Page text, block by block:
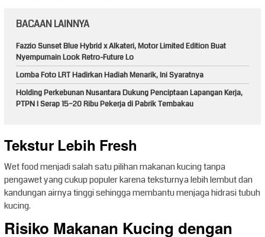
BACAAN LAINNYA
Fazzio Sunset Blue Hybrid x Alkateri, Motor Limited Edition Buat
Nyempurnain Look Retro-Future Lo
Lomba Foto LRT Hadirkan Hadiah Menarik, Ini Syaratnya
Holding Perkebunan Nusantara Dukung Penciptaan Lapangan Kerja,
PTPN I Serap 15–20 Ribu Pekerja di Pabrik Tembakau
Tekstur Lebih Fresh
Wet food menjadi salah satu pilihan makanan kucing tanpa
pengawet yang cukup populer karena teksturnya lebih lembut dan
kandungan airnya tinggi sehingga membantu menjaga hidrasi tubuh
kucing.
Risiko Makanan Kucing dengan